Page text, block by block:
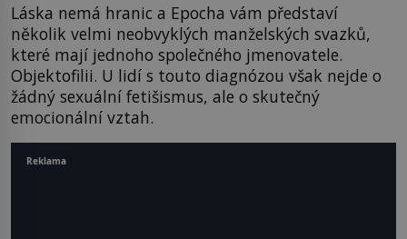
Láska nemá hranic a Epocha vám představí
několik velmi neobvyklých manželských svazků,
které mají jednoho společného jmenovatele.
Objektofilii. U lidí s touto diagnózou však nejde o
žádný sexuální fetišismus, ale o skutečný
emocionální vztah.
Reklama